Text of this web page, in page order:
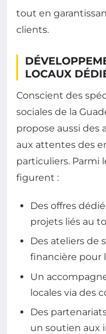
tout en
clients.
LOCAUX
Conscient des
sociales de la
propose aussi des
aux attentes des
particuliers. Parmi
figurent :
Des offres
projets liés au
Des ateliers de
financière pour
Un
locales via des
Des
un soutien aux